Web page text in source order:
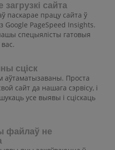
загрузкі сайта
паскарае працу сайта ў
Google PageSpeed Insights.
спецыялісты гатовыя
сціск
аўтаматызаваны. Проста
сайт да нашага сэрвісу, і
усе выявы і сціскаць
файлаў не